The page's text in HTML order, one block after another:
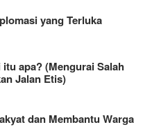
yang Terluka
apa? (Mengurai Salah
Jalan Etis)
dan Membantu Warga